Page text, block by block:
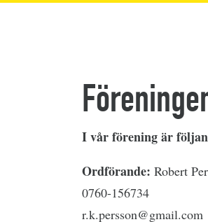
I vår förening är
Ordförande: Robert
0760-156734
r.k.persson@gmail.com